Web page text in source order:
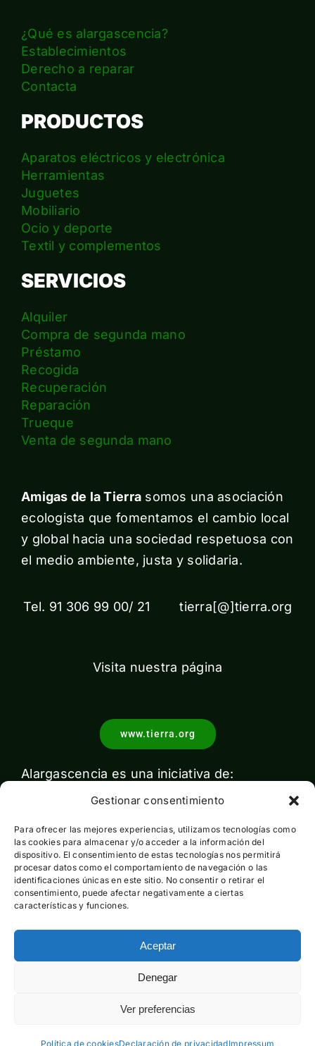
Gestionar consentimiento
Para ofrecer las mejores experiencias, utilizamos tecnologías como
las cookies para almacenar y/o acceder a la información del
dispositivo. El consentimiento de estas tecnologías nos permitirá
procesar datos como el comportamiento de navegación o las
identificaciones únicas en este sitio. No consentir o retirar el
consentimiento, puede afectar negativamente a ciertas
características y funciones.
Aceptar
Denegar
Ver preferencias
Política de cookiesDeclaración de privacidadImpressum
¿Qué es alargascencia?
Establecimientos
Derecho a reparar
Contacta
PRODUCTOS
Aparatos eléctricos y electrónica
Herramientas
Juguetes
Mobiliario
Ocio y deporte
Textil y complementos
SERVICIOS
Alquiler
Compra de segunda mano
Préstamo
Recogida
Recuperación
Reparación
Trueque
Venta de segunda mano
Amigas de la Tierra somos una asociación
ecologista que fomentamos el cambio local
y global hacia una sociedad respetuosa con
el medio ambiente, justa y solidaria.
Tel. 91 306 99 00/ 21 tierra[@]tierra.org
Visita nuestra página
www.tierra.org
Alargascencia es una iniciativa de:
Con el apoyo de:
Esta actividad ha sido financiada por el Ministerio para la